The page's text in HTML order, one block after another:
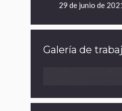
29 de junio de
Galería de